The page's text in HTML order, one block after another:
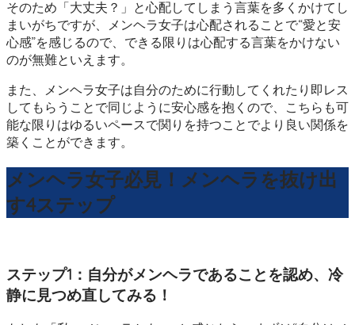
そのため「大丈夫？」と心配してしまう言葉を多くかけてし
まいがちですが、メンヘラ女子は心配されることで“愛と安
心感”を感じるので、できる限りは心配する言葉をかけない
のが無難といえます。
また、メンヘラ女子は自分のために行動してくれたり即レス
してもらうことで同じように安心感を抱くので、こちらも可
能な限りはゆるいペースで関りを持つことでより良い関係を
築くことができます。
メンヘラ女子必見！メンヘラを抜け出
す4ステップ
ステップ1：自分がメンヘラであることを認め、冷
静に見つめ直してみる！